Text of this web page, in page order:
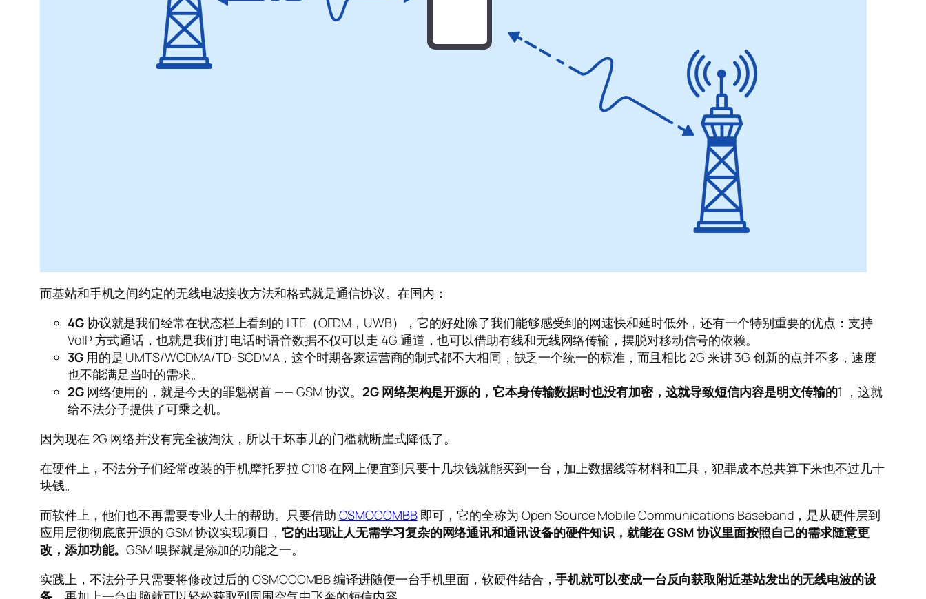
而基站和手机之间约定的无线电波接收方法和格式就是通信协议。在国内：
4G协议就是我们经常在状态栏上看到的 LTE（OFDM，UWB），它的好处除了我们能够感受到的网速快和延时低外，还有一个特别重要的优点：支持
VoIP 方式通话，也就是我们打电话时语音数据不仅可以走 4G 通道，也可以借助有线和无线网络传输，摆脱对移动信号的依赖。
3G用的是 UMTS/WCDMA/TD-SCDMA，这个时期各家运营商的制式都不大相同，缺乏一个统一的标准，而且相比 2G 来讲 3G 创新的点并不多，速度
也不能满足当时的需求。
2G网络使用的，就是今天的罪魁祸首 —— GSM 协议。 2G 网络架构是开源的，它本身传输数据时也没有加密，这就导致短信内容是明文传输的1 ，这就
给不法分子提供了可乘之机。
因为现在 2G 网络并没有完全被淘汰，所以干坏事儿的门槛就断崖式降低了。
在硬件上，不法分子们经常改装的手机摩托罗拉 C118 在网上便宜到只要十几块钱就能买到一台，加上数据线等材料和工具，犯罪成本总共算下来也不过几十
块钱。
而软件上，他们也不再需要专业人士的帮助。只要借助 OSMOCOMBB即可，它的全称为 Open Source Mobile Communications Baseband，是从硬件层到
应用层彻彻底底开源的 GSM 协议实现项目， 它的出现让人无需学习复杂的网络通讯和通讯设备的硬件知识，就能在 GSM 协议里面按照自己的需求随意更
改，添加功能。GSM 嗅探就是添加的功能之一。
实践上，不法分子只需要将修改过后的 OSMOCOMBB 编译进随便一台手机里面，软硬件结合，手机就可以变成一台反向获取附近基站发出的无线电波的设